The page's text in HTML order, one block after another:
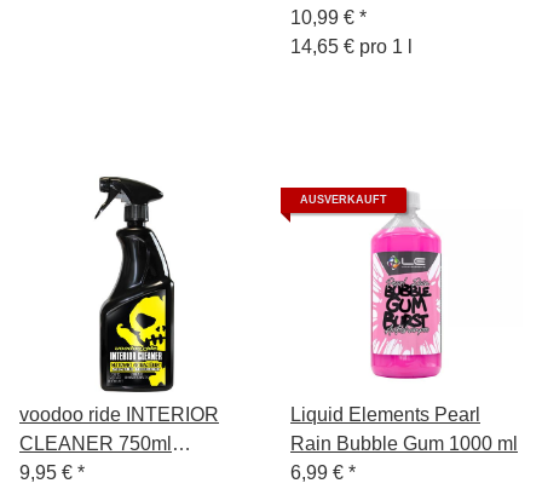
REMOVER
10,99 € *
14,65 € pro 1 l
voodoo ride INTERIOR
CLEANER 750ml
Innenreiniger
9,95 € *
AUSVERKAUFT
Liquid Elements Pearl
Rain Bubble Gum 1000 ml
6,99 € *